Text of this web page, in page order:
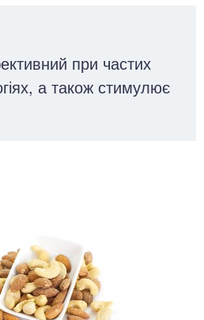
при частих
а також стимулює